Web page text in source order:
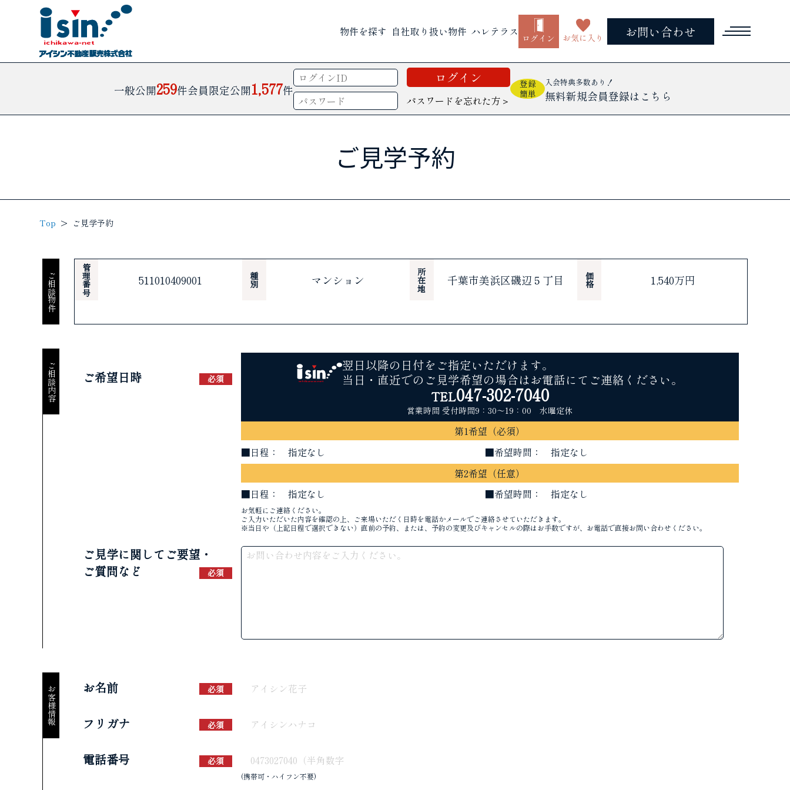
物件を探す 自社取り扱い物件 ハレテラス
ログイン お気に入り お問い合わせ
一般公開259件会員限定公開1,577件
パスワードを忘れた方＞
登録
簡単
入会特典多数あり！
無料新規会員登録はこちら
ご見学予約
Top ご見学予約
ご相談物件 管理番号 511010409001 種別 マンション 所在地 千葉市美浜区磯辺５丁目 価格 1,540万円
ご相談内容 ご希望日時 必須
翌日以降の日付をご指定いただけます。
当日・直近でのご見学希望の場合はお電話にてご連絡ください。
TEL047-302-7040
営業時間 受付時間9：30〜19：00 水曜定休
第1希望 （必須）
■日程： ■希望時間：
第2希望 （任意）
■日程： ■希望時間：
お気軽にご連絡ください。
ご入力いただいた内容を確認の上、ご来場いただく日時を電話かメールでご連絡させていただきます。
※当日や（上記日程で選択できない）直前の予約、または、予約の変更及びキャンセルの際はお手数ですが、お電話で直接お問い合わせください。
ご見学に関してご要望・
ご質問など
必須
お客様情報 お名前 必須
フリガナ 必須
電話番号 必須
(携帯可・ハイフン不要)